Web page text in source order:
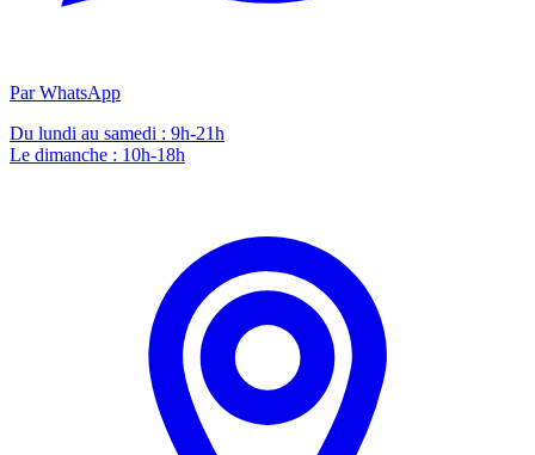
Par WhatsApp
Du lundi au samedi : 9h-21h
Le dimanche : 10h-18h